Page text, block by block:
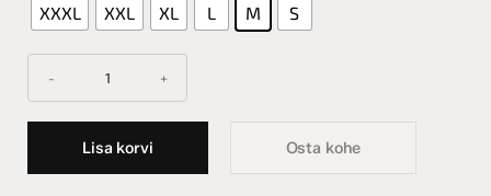
XXXL
XXL XL L M S
Lisa korvi Osta kohe